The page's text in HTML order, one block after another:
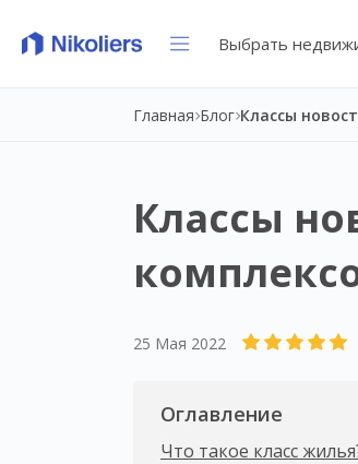
Выбрать
Главная Блог Классы
Классы
25 Мая 2022
Оглавление
Что такое класс